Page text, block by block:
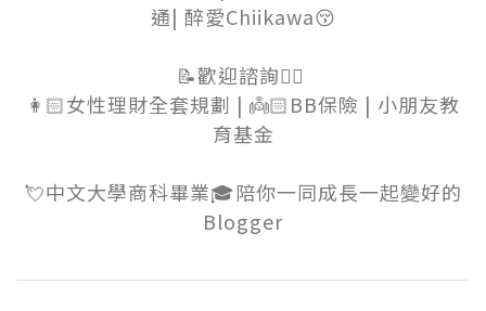
通| 醉愛Chiikawa😚
📝歡迎諮詢👉🏻
👩🏻女性理財全套規劃 | 👼🏻BB保險 | 小朋友教
育基金
💘中文大學商科畢業🎓陪你一同成長一起變好的
Blogger